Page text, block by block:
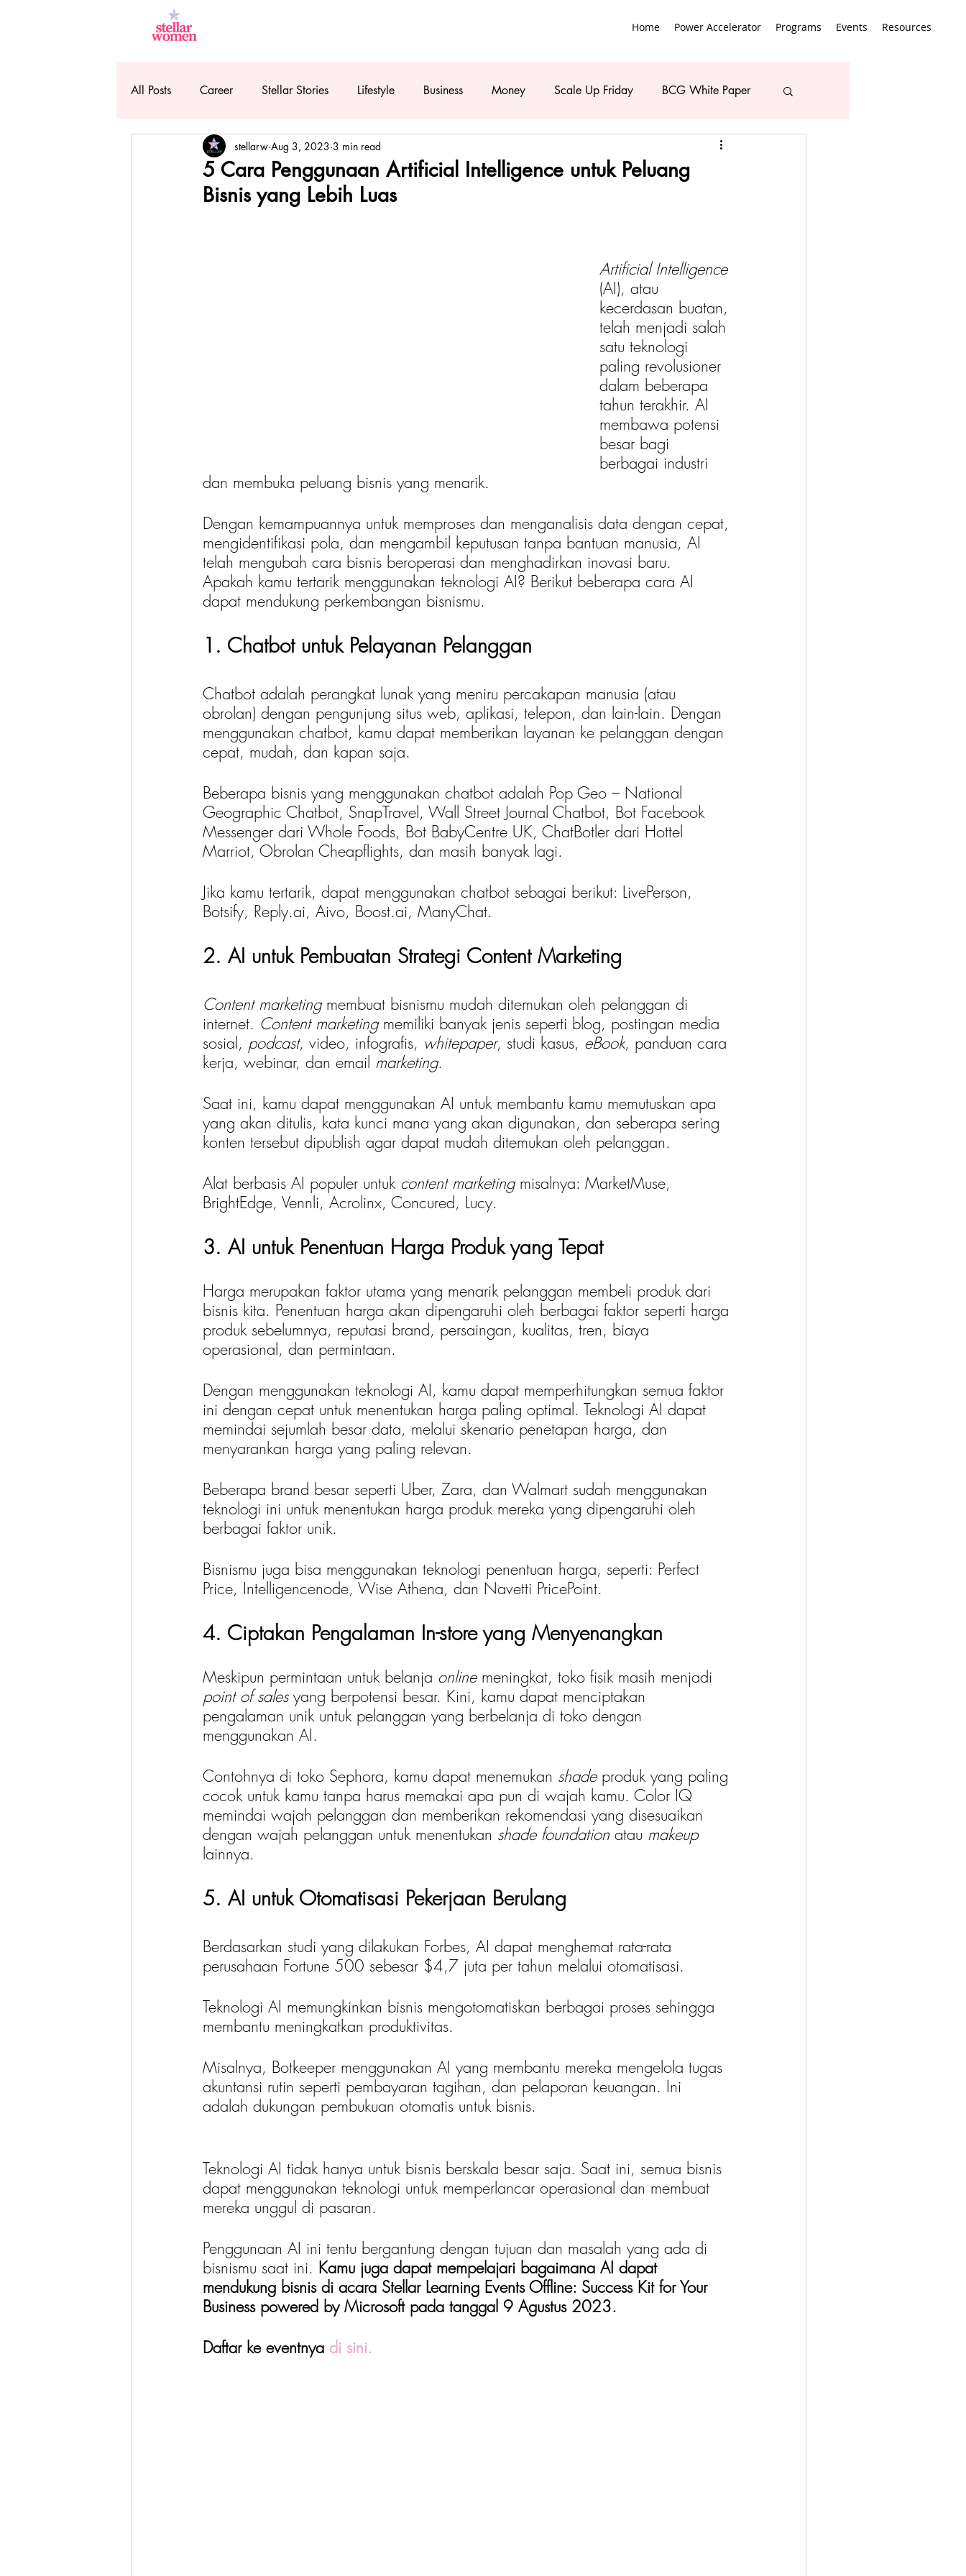
Home Power Accelerator Programs Events Resources
All Posts Career Stellar Stories Lifestyle Business Money Scale Up Friday BCG White Paper
5 Cara Penggunaan Artificial Intelligence untuk Peluang
Bisnis yang Lebih Luas
stellarw Aug 3, 2023 3 min read
Artificial Intelligence
(AI), atau
kecerdasan buatan,
telah menjadi salah
satu teknologi
paling revolusioner
dalam beberapa
tahun terakhir. AI
membawa potensi
besar bagi
berbagai industri
dan membuka peluang bisnis yang menarik.
Dengan kemampuannya untuk memproses dan menganalisis data dengan cepat,
mengidentifikasi pola, dan mengambil keputusan tanpa bantuan manusia, AI
telah mengubah cara bisnis beroperasi dan menghadirkan inovasi baru.
Apakah kamu tertarik menggunakan teknologi AI? Berikut beberapa cara AI
dapat mendukung perkembangan bisnismu.
1. Chatbot untuk Pelayanan Pelanggan
Chatbot adalah perangkat lunak yang meniru percakapan manusia (atau
obrolan) dengan pengunjung situs web, aplikasi, telepon, dan lain-lain. Dengan
menggunakan chatbot, kamu dapat memberikan layanan ke pelanggan dengan
cepat, mudah, dan kapan saja.
Beberapa bisnis yang menggunakan chatbot adalah Pop Geo – National
Geographic Chatbot, SnapTravel, Wall Street Journal Chatbot, Bot Facebook
Messenger dari Whole Foods, Bot BabyCentre UK, ChatBotler dari Hottel
Marriot, Obrolan Cheapflights, dan masih banyak lagi.
Jika kamu tertarik, dapat menggunakan chatbot sebagai berikut: LivePerson,
Botsify, Reply.ai, Aivo, Boost.ai, ManyChat.
2. AI untuk Pembuatan Strategi Content Marketing
Content marketing membuat bisnismu mudah ditemukan oleh pelanggan di
internet. Content marketing memiliki banyak jenis seperti blog, postingan media
sosial, podcast, video, infografis, whitepaper, studi kasus, eBook, panduan cara
kerja, webinar, dan email marketing.
Saat ini, kamu dapat menggunakan AI untuk membantu kamu memutuskan apa
yang akan ditulis, kata kunci mana yang akan digunakan, dan seberapa sering
konten tersebut dipublish agar dapat mudah ditemukan oleh pelanggan.
Alat berbasis AI populer untuk content marketing misalnya: MarketMuse,
BrightEdge, Vennli, Acrolinx, Concured, Lucy.
3. AI untuk Penentuan Harga Produk yang Tepat
Harga merupakan faktor utama yang menarik pelanggan membeli produk dari
bisnis kita. Penentuan harga akan dipengaruhi oleh berbagai faktor seperti harga
produk sebelumnya, reputasi brand, persaingan, kualitas, tren, biaya
operasional, dan permintaan.
Dengan menggunakan teknologi AI, kamu dapat memperhitungkan semua faktor
ini dengan cepat untuk menentukan harga paling optimal. Teknologi AI dapat
memindai sejumlah besar data, melalui skenario penetapan harga, dan
menyarankan harga yang paling relevan.
Beberapa brand besar seperti Uber, Zara, dan Walmart sudah menggunakan
teknologi ini untuk menentukan harga produk mereka yang dipengaruhi oleh
berbagai faktor unik.
Bisnismu juga bisa menggunakan teknologi penentuan harga, seperti: Perfect
Price, Intelligencenode, Wise Athena, dan Navetti PricePoint.
4. Ciptakan Pengalaman In-store yang Menyenangkan
Meskipun permintaan untuk belanja online meningkat, toko fisik masih menjadi
point of sales yang berpotensi besar. Kini, kamu dapat menciptakan
pengalaman unik untuk pelanggan yang berbelanja di toko dengan
menggunakan AI.
Contohnya di toko Sephora, kamu dapat menemukan shade produk yang paling
cocok untuk kamu tanpa harus memakai apa pun di wajah kamu. Color IQ
memindai wajah pelanggan dan memberikan rekomendasi yang disesuaikan
dengan wajah pelanggan untuk menentukan shade foundation atau makeup
lainnya.
5. AI untuk Otomatisasi Pekerjaan Berulang
Berdasarkan studi yang dilakukan Forbes, AI dapat menghemat rata-rata
perusahaan Fortune 500 sebesar $4,7 juta per tahun melalui otomatisasi.
Teknologi AI memungkinkan bisnis mengotomatiskan berbagai proses sehingga
membantu meningkatkan produktivitas.
Misalnya, Botkeeper menggunakan AI yang membantu mereka mengelola tugas
akuntansi rutin seperti pembayaran tagihan, dan pelaporan keuangan. Ini
adalah dukungan pembukuan otomatis untuk bisnis.
Teknologi AI tidak hanya untuk bisnis berskala besar saja. Saat ini, semua bisnis
dapat menggunakan teknologi untuk memperlancar operasional dan membuat
mereka unggul di pasaran.
Penggunaan AI ini tentu bergantung dengan tujuan dan masalah yang ada di
bisnismu saat ini. Kamu juga dapat mempelajari bagaimana AI dapat
mendukung bisnis di acara Stellar Learning Events Offline: Success Kit for Your
Business powered by Microsoft pada tanggal 9 Agustus 2023.
Daftar ke eventnya di sini.